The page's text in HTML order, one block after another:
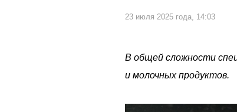
23 июля 2025 года, 14:03
В общей сложности
и молочных продуктов.